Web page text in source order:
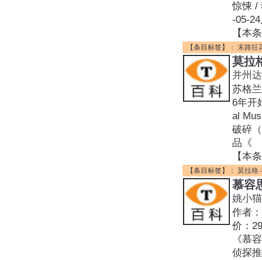
惊悚 /
-05-
【本
【条目标签】： 末路狂
莫拉
并州
苏格
6年开
al
破碎
品《
【本
【条目标签】： 莫拉格
慕容
姚小猫
作者
价：
《慕
侦探